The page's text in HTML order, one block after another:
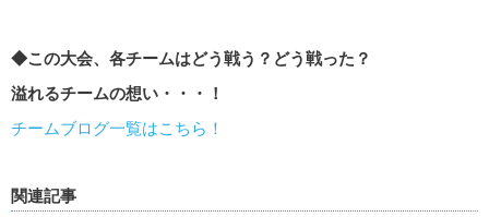
◆この大会、各チームはどう戦う？どう戦った？
溢れるチームの想い・・・！
チームブログ一覧はこちら！
関連記事